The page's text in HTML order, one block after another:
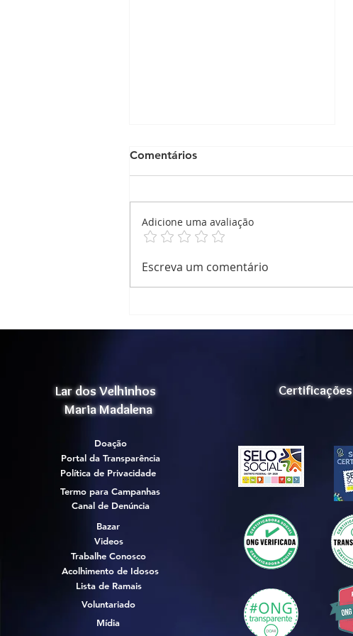
Mensagem Agradecimento!
Comentários
Adicione uma avaliação
Escreva um comentário
Lar dos Velhinhos
Maria Madalena
Doação
Portal da Transparência
Política de Privacidade
Termo para Campanhas
Canal de Denúncia
Bazar
Videos
Trabalhe Conosco
Acolhimento de Idosos
Lista de Ramais
Voluntariado
Mídia
Certificações